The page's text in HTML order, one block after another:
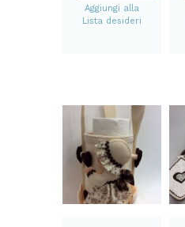
Aggiungi alla
Lista desideri